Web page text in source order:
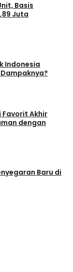
Basis
Juta
Indonesia
Akhir
dengan